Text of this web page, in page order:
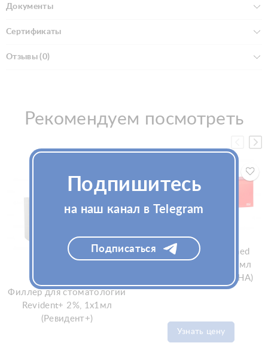
Документы
Сертификаты
Отзывы (0)
Рекомендуем посмотреть
Филлер для стоматологии
Revident+ 2%, 1x1мл
(Ревидент+)
Мезококтейль Fillmed
NCTF 135HA, 5флx3мл
(Филлмед NCTF 135HA)
Узнать цену
Подпишитесь
на наш канал в Telegram
Подписаться